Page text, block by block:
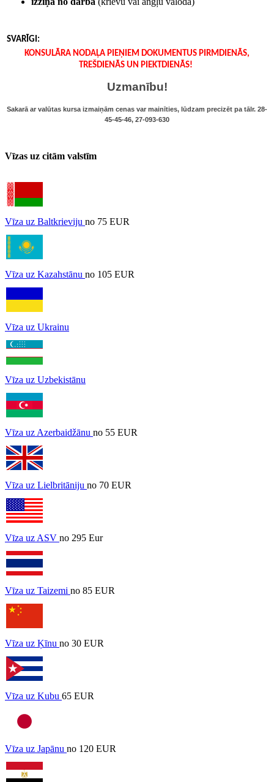
SVARĪGI:
KONSULĀRA NODAĻA PIEŅIEM DOKUMENTUS PIRMDIENĀS,
TREŠDIENĀS UN PIEKTDIENĀS!
Uzmanību!
Sakarā ar valūtas kursa izmaiņām cenas var mainīties, lūdzam precizēt pa tālr. 28-
45-45-46, 27-093-630
Vīzas uz citām valstīm
Vīza uz Baltkrieviju no 75 EUR
Vīza uz Kazahstānu no 105 EUR
Vīza uz Ukrainu
Vīza uz Uzbekistānu
Vīza uz Azerbaidžānu no 55 EUR
Vīza uz Lielbritāniju no 70 EUR
Vīza uz ASV no 295 Eur
Vīza uz Taizemi no 85 EUR
Vīza uz Ķīnu no 30 EUR
Vīza uz Kubu 65 EUR
Vīza uz Japānu no 120 EUR